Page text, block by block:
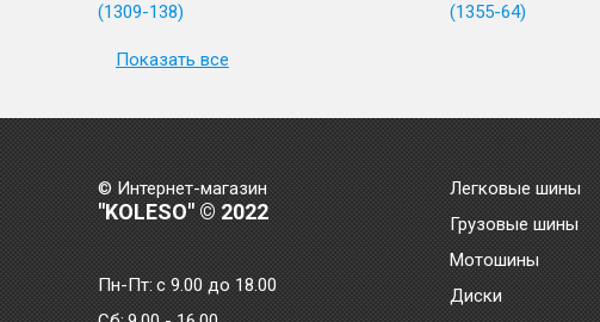
(1309-138)
(1355-64)
Показать все
© Интернет-магазин
"KOLESO" © 2022
Пн-Пт:с 9.00 до 18.00
Легковые шины
Грузовые шины
Мотошины
Диски